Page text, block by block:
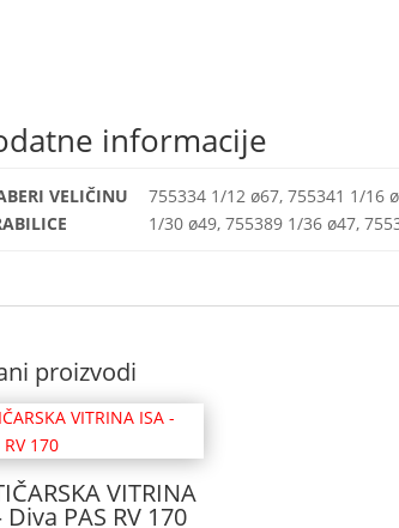
informacije
VELIČINU
755334 1/12 ø67, 755341 1/16
1/30 ø49, 755389 1/36 ø47,
proizvodi
VITRINA
Diva PAS RV 170